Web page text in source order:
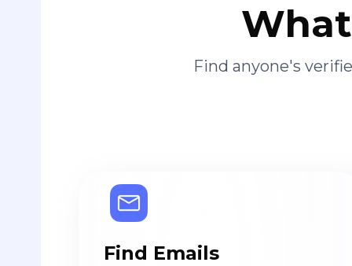
Find anyone's
Find Emails